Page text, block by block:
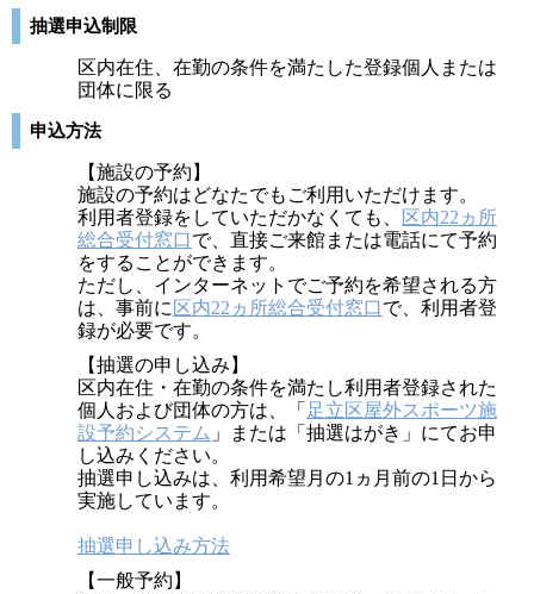
抽選申込制限
区内在住、在勤の条件を満たした登録個人または
団体に限る
申込方法
【施設の予約】
施設の予約はどなたでもご利用いただけます。
利用者登録をしていただかなくても、
区内22ヵ所
総合受付窓口で、直接ご来館または電話にて予約
をすることができます。
ただし、インターネットでご予約を希望される方
は、事前に 区内22ヵ所総合受付窓口で、利用者登
録が必要です。
【抽選の申し込み】
区内在住・在勤の条件を満たし利用者登録された
個人および団体の方は、「 足立区屋外スポーツ施
設予約システム 」または「抽選はがき」にてお申
し込みください。
抽選申し込みは、利用希望月の1ヵ月前の1日から
実施しています。
抽選申し込み方法
【一般予約】